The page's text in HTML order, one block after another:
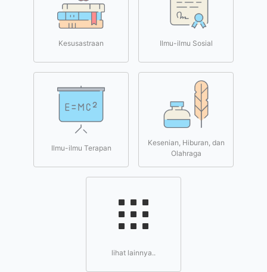
Kesusastraan Ilmu-ilmu Sosial
Ilmu-ilmu Terapan
Kesenian, Hiburan, dan
Olahraga
lihat lainnya..